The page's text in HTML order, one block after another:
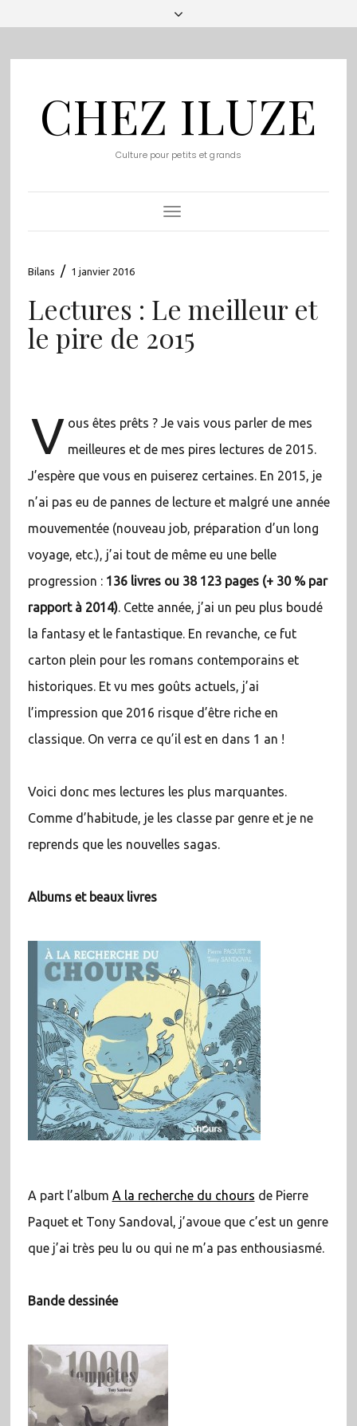
CHEZ ILUZE
Culture pour petits et grands
Toggle
Navigation
Bilans / 1 janvier 2016
Lectures : Le meilleur et
le pire de 2015
V ous êtes prêts ? Je vais vous parler de mes
meilleures et de mes pires lectures de 2015.
J’espère que vous en puiserez certaines. En 2015, je
n’ai pas eu de pannes de lecture et malgré une année
mouvementée (nouveau job, préparation d’un long
voyage, etc.), j’ai tout de même eu une belle
progression : 136 livres ou 38 123 pages (+ 30 % par
rapport à 2014). Cette année, j’ai un peu plus boudé
la fantasy et le fantastique. En revanche, ce fut
carton plein pour les romans contemporains et
historiques. Et vu mes goûts actuels, j’ai
l’impression que 2016 risque d’être riche en
classique. On verra ce qu’il est en dans 1 an !
Voici donc mes lectures les plus marquantes.
Comme d’habitude, je les classe par genre et je ne
reprends que les nouvelles sagas.
Albums et beaux livres
A part l’album A la recherche du chours de Pierre
Paquet et Tony Sandoval, j’avoue que c’est un genre
que j’ai très peu lu ou qui ne m’a pas enthousiasmé.
Bande dessinée